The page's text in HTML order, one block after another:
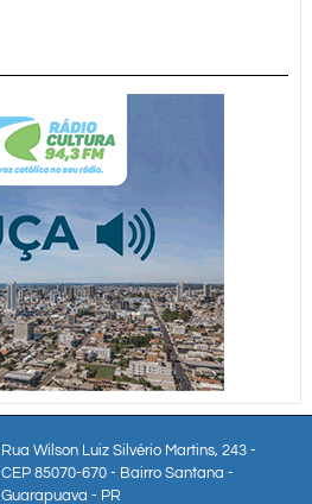
Rua Wilson Luiz Silvério Martins, 243 -
CEP 85070-670 - Bairro Santana -
Guarapuava - PR